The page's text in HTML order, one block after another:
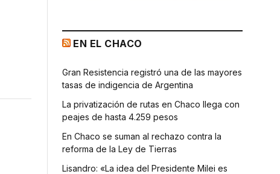
EN EL CHACO
Gran Resistencia registró una de las mayores
tasas de indigencia de Argentina
La privatización de rutas en Chaco llega con
peajes de hasta 4.259 pesos
En Chaco se suman al rechazo contra la
reforma de la Ley de Tierras
Lisandro: «La idea del Presidente Milei es